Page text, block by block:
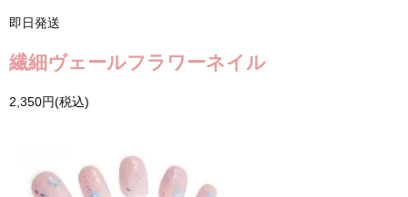
即日発送
繊細ヴェールフラワーネイル
2,350円(税込)